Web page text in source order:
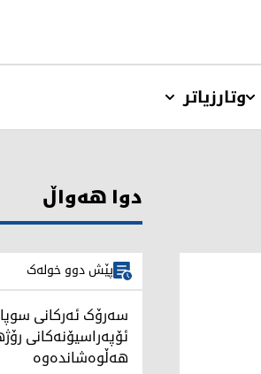
وتارزیاتر
دوا هەواڵ
پێش دوو خولەک
سەرۆک ئەرکانی
ئۆپەراسیۆنەکانی
هەڵوەشاندەوە